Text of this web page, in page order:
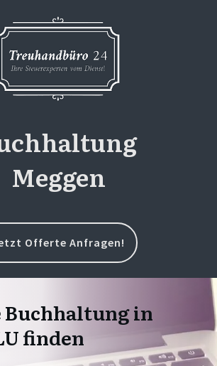
Meggen
Offerte Anfragen!
Buchhaltung in
finden